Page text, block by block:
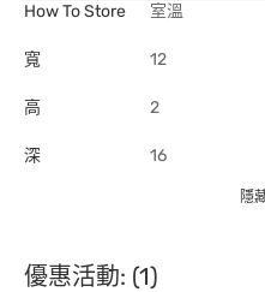
How To Store
室溫
寬 12
高 2
深 16
隱
優惠活動: (1)